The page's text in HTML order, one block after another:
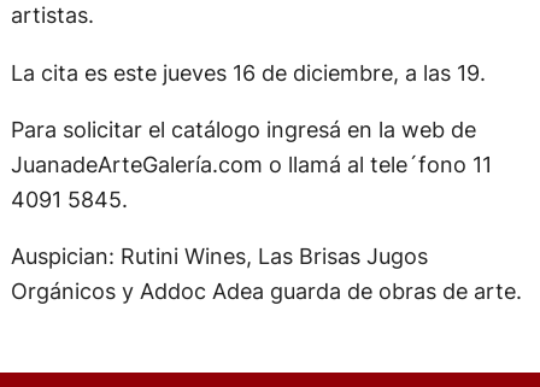
artistas.
La cita es este jueves 16 de diciembre, a las 19.
Para solicitar el catálogo ingresá en la web de
JuanadeArteGalería.com o llamá al tele´fono 11
4091 5845.
Auspician: Rutini Wines, Las Brisas Jugos
Orgánicos y Addoc Adea guarda de obras de arte.